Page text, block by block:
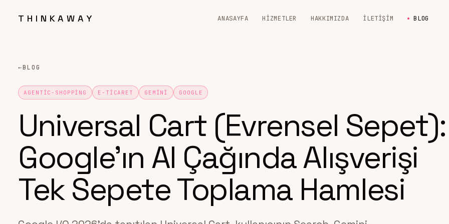
THINKAWAY ANASAYFA HIZMETLER HAKKIMIZDA İLETIŞIM BLOG
←BLOG
AGENTIC-SHOPPING E-TICARET GEMINI GOOGLE
Universal Cart (Evrensel Sepet):
Google’ın AI Çağında Alışverişi
Tek Sepete Toplama Hamlesi